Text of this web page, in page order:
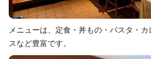
メニューは、定食・丼もの・パスタ・カ
スなど豊富です。